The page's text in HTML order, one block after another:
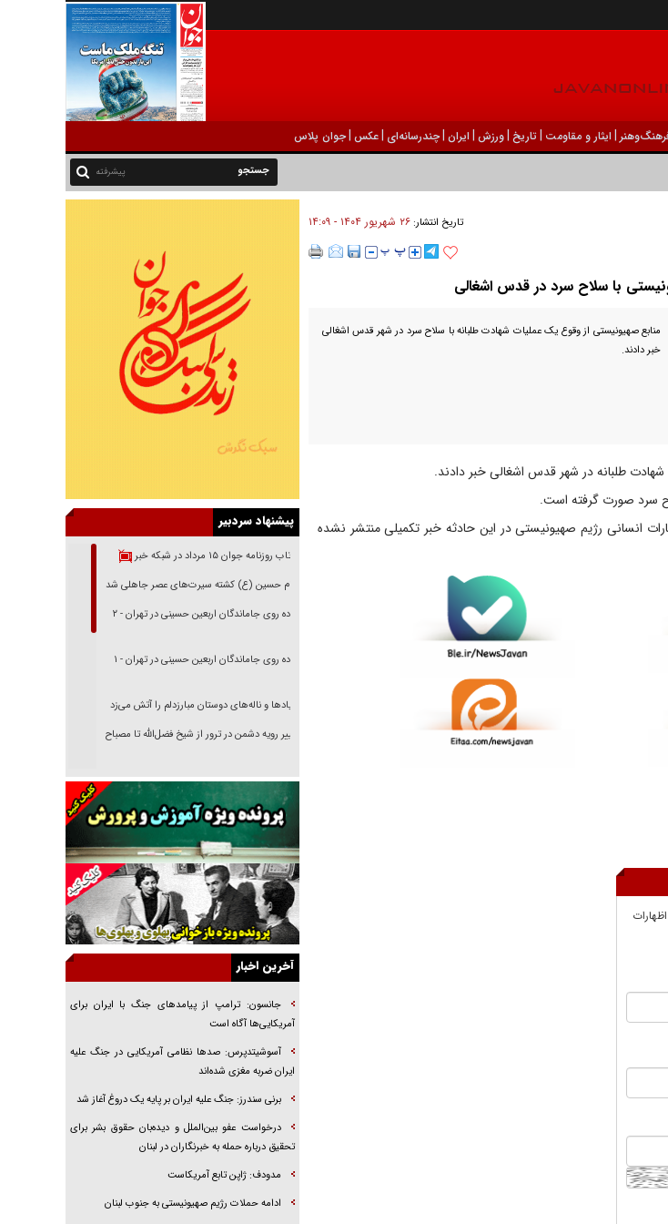
| ایثار و مقاومت |تاریخ |ورزش | ايران |چندرسانه‌ای |عکس |جوان پلاس
پیشرفته
تاریخ انتشار:۲۶ شهريور ۱۴۰۴ - ۱۴:۰۹
با سلاح سرد در قدس اشغالی
منابع صهیونیستی از وقوع یک عملیات شهادت طلبانه با سلاح سرد در شهر قدس اشغالی
خبر دادند.
طلبانه در شهر قدس اشغالی خبر دادند.
سرد صورت گرفته است.
انسانی رژیم صهیونیستی در این حادثه خبر تکمیلی منتشر نشده
پیشنهاد سردبیر
بازتاب روزنامه جوان ۱۵ مرداد در شبکه خبر
امام حسین (ع) کشته سیرت‌های عصر جاهلی شد
پیاده روی جاماندگان اربعین حسینی در تهران - ۲
پیاده روی جاماندگان اربعین حسینی در تهران - ۱
فریاد‌ها و ناله‌های دوستان مبارزدلم را آتش می‌زد
تغییر رویه دشمن در ترور از شیخ فضل‌الله تا مصباح
خرید قسطی اولش خنده و آخرش گریه است!
فوتبال و آن «بالا»!
راهبرد غافلگیری با نسل جدید پهپاد‌ها
جنجال پزشکان تقلبی در صنعت زیبایی
یهودی‌ها در ادبیات داستانی اروپا؛ از شکسپیر تا
دیکنز
گفت‌وگو با خواهر یکی از شهدای جنگ رمضان/
خواهرم فرمانده جهادی و اهل خدمت بی‌منت بود
بگنجد!
برابر یورش به پاسگاه‌های پلیس
تحلیل ابعاد پیام رهبر انقلاب به حزب‌الله/ مقاومت
نقشه راه آینده غرب آسیا
آخرین اخبار
جانسون: ترامپ از پیامد‌های جنگ با ایران برای
آمریکایی‌ها آگاه است
آسوشیتدپرس: صد‌ها نظامی آمریکایی در جنگ علیه
ایران ضربه مغزی شده‌اند
برنی سندرز: جنگ علیه ایران بر پایه یک دروغ آغاز شد
درخواست عفو بین‌الملل و دیده‌بان حقوق بشر برای
تحقیق درباره حمله به خبرنگاران در لبنان
مدودف: ژاپن تابع آمریکاست
ادامه حملات رژیم صهیونیستی به جنوب لبنان